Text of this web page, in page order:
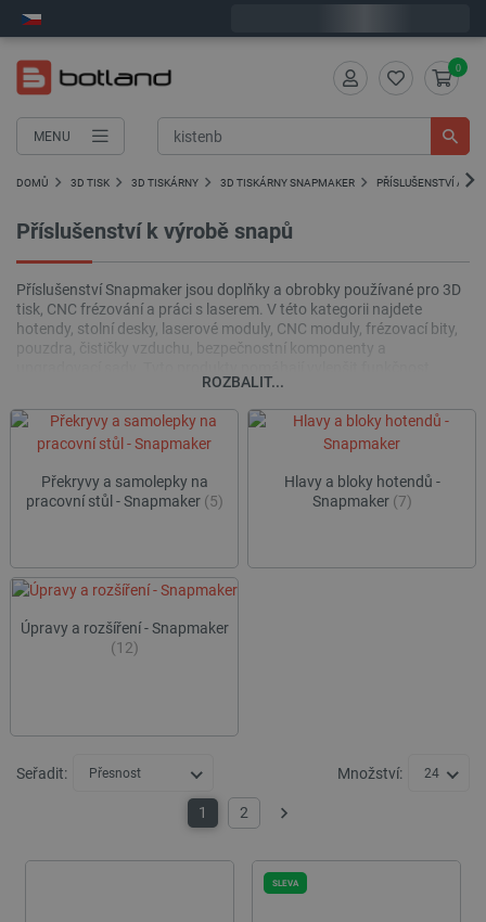
MENU
0
DOMŮ 3D TISK 3D TISKÁRNY 3D TISKÁRNY SNAPMAKER PŘÍSLUŠENSTVÍ A
Příslušenství k výrobě snapů
Příslušenství Snapmaker jsou doplňky a obrobky používané pro 3D
tisk, CNC frézování a práci s laserem. V této kategorii najdete
hotendy, stolní desky, laserové moduly, CNC moduly, frézovací bity,
pouzdra, čističky vzduchu, bezpečnostní komponenty a
zařízení a lépe jej přizpůsobit specifickým pracovním postupům.
ROZBALIT...
Překryvy a samolepky na
pracovní stůl - Snapmaker (5)
Hlavy a bloky hotendů -
Snapmaker (7)
Úpravy a rozšíření - Snapmaker
(12)
Seřadit: Přesnost Množství: 24
1 2 Další
SLEVA